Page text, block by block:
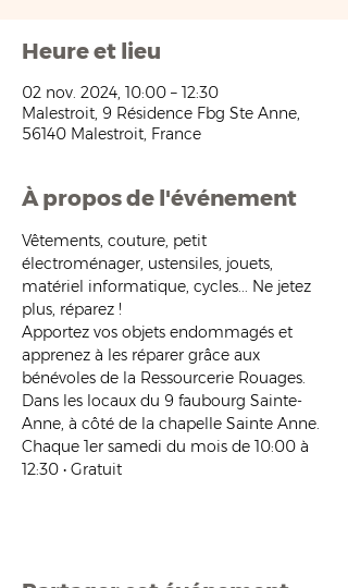
Heure et lieu
02 nov. 2024, 10:00 – 12:30
Malestroit, 9 Résidence Fbg Ste Anne,
56140 Malestroit, France
À propos de l'événement
Vêtements, couture, petit
électroménager, ustensiles, jouets,
matériel informatique, cycles... Ne jetez
plus, réparez !
Apportez vos objets endommagés et
apprenez à les réparer grâce aux
bénévoles de la Ressourcerie Rouages.
Dans les locaux du 9 faubourg Sainte-
Anne, à côté de la chapelle Sainte Anne.
Chaque 1er samedi du mois de 10:00 à
12:30 • Gratuit